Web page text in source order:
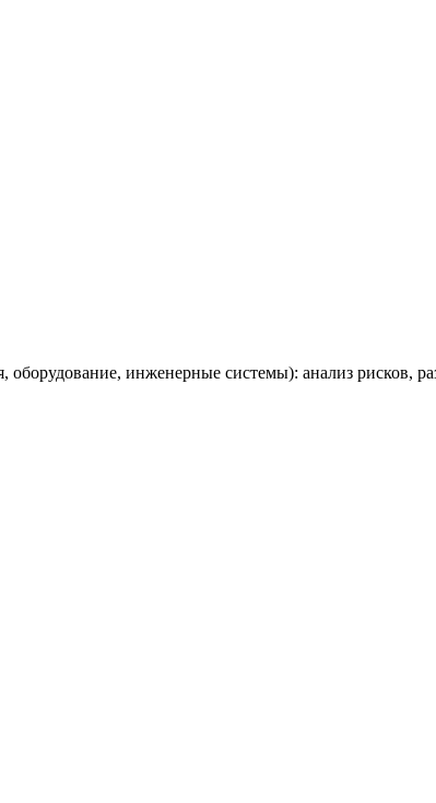
инженерные системы): анализ рисков,